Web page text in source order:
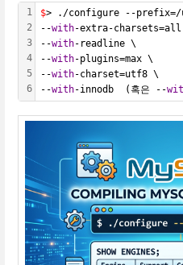
1
2
3
4
5
6
$> ./configure --prefix=/
--with-extra-
--with-readline \
--with-plugins=max \
--with-charset=utf8 \
--with-innodb  (혹은 --